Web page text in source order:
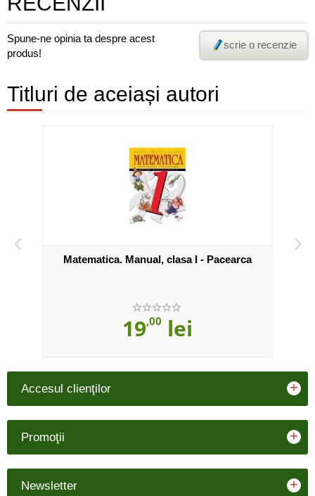
Spune-ne opinia ta despre acest
produs!
scrie o recenzie
Titluri de aceiași autori
‹
Matematica. Manual, clasa I - Pacearca
19,00 lei
›
Accesul clienţilor +
Promoţii +
Newsletter +